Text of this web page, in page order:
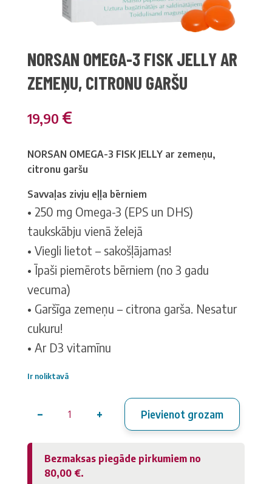
NORSAN OMEGA-3 FISK JELLY AR
ZEMEŅU, CITRONU GARŠU
19,90 €
NORSAN OMEGA-3 FISK JELLY ar zemeņu,
citronu garšu
Savvaļas zivju eļļa bērniem
• 250 mg Omega-3 (EPS un DHS)
taukskābju vienā želejā
• Viegli lietot – sakošļājamas!
• Īpaši piemērots bērniem (no 3 gadu
vecuma)
• Garšīga zemeņu – citrona garša. Nesatur
cukuru!
• Ar D3 vitamīnu
Ir noliktavā
−
3
+ Pievienot grozam
Bezmaksas piegāde pirkumiem no
80,00 €.